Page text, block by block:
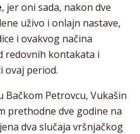
, jer oni sada, nakon dve
uživo i onlajn nastave,
i ovakvog načina
redovnih kontakata i
ovaj period.
Bačkom Petrovcu, Vukašin
prethodne dve godine na
dva slučaja vršnjačkog